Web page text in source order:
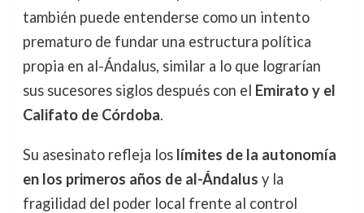
también puede entenderse como un intento
prematuro de fundar una estructura política
propia en al-Ándalus, similar a lo que lograrían
sus sucesores siglos después con el Emirato y el
Califato de Córdoba.
Su asesinato refleja los límites de la autonomía
en los primeros años de al-Ándalus y la
fragilidad del poder local frente al control